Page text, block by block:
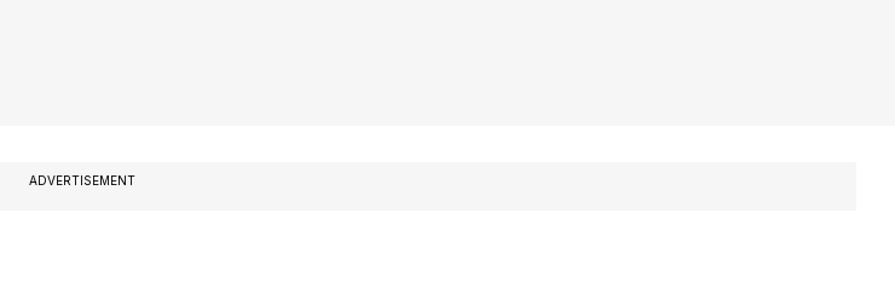
ADVERTISEMENT